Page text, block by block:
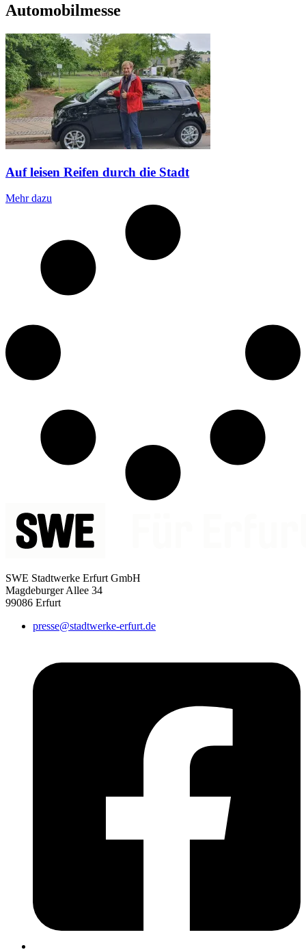
Automobilmesse
Auf leisen Reifen durch die Stadt
Mehr dazu
SWE Stadtwerke Erfurt GmbH
Magdeburger Allee 34
99086 Erfurt
presse@stadtwerke-erfurt.de